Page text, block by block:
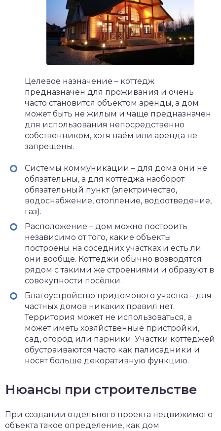
Целевое назначение – коттедж
предназначен для проживания и очень
часто становится объектом аренды, а дом
может быть не жилым и чаще предназначен
для использования непосредственно
собственником, хотя наём или аренда не
запрещены.
Системы коммуникации – для дома они не
обязательны, а для коттеджа наоборот
обязательный пункт (электричество,
водоснабжение, отопление, водоотведение,
газ).
Расположение – дом можно построить
независимо от того, какие объекты
построены на соседних участках и есть ли
они вообще. Коттеджи обычно возводятся
рядом с такими же строениями и образуют в
совокупности посёлки.
Благоустройство придомового участка – для
частных домов никаких правил нет.
Территория может не использоваться, а
может иметь хозяйственные пристройки,
сад, огород или парники. Участки коттеджей
обустраиваются часто как палисадники и
носят больше декоративную функцию.
Нюансы при строительстве
При создании отдельного проекта недвижимого
объекта такое определение, как дом